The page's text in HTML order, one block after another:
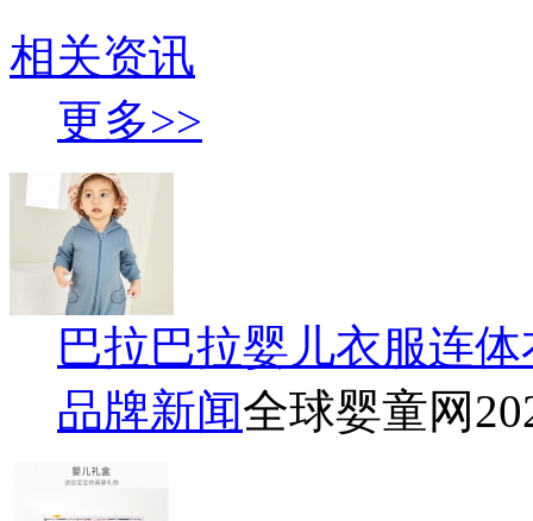
相关资讯
更多>>
巴拉巴拉婴儿衣服连
品牌新闻全球婴童网